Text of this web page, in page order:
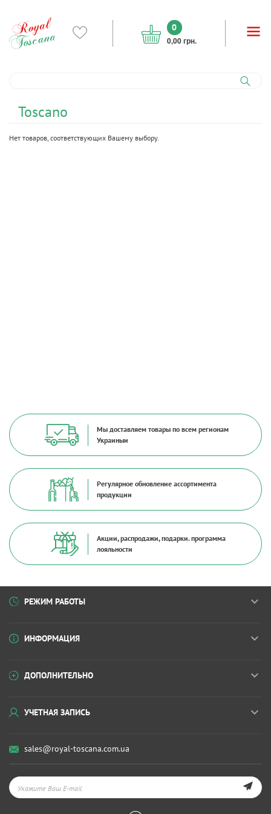
0
0,00 грн.
Toscano
Нет товаров, соответствующих Вашему выбору.
Мы доставляем товары по всем регионам
Украиныи
Регулярное обновление ассортимента
продукции
Акции, распродажи, подарки. программа
лояльности
РЕЖИМ РАБОТЫ
ИНФОРМАЦИЯ
ДОПОЛНИТЕЛЬНО
УЧЕТНАЯ ЗАПИСЬ
sales@royal-toscana.com.ua